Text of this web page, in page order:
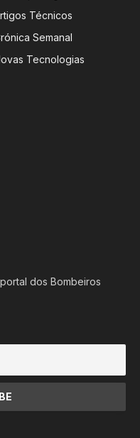
Técnicos
Semanal
Tecnologias
dos Bombeiros